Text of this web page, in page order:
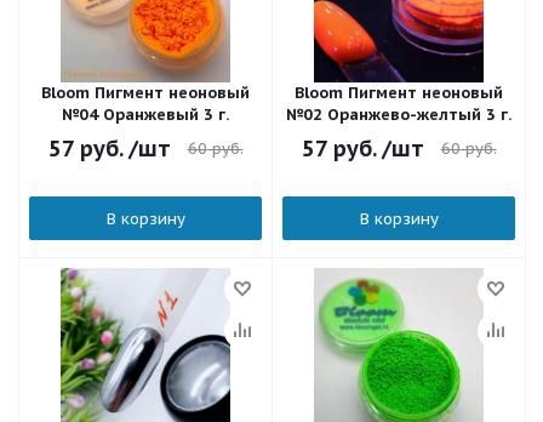
Bloom Пигмент неоновый
№04 Оранжевый 3 г.
57руб. /шт 60руб.
В корзину
Bloom Пигмент неоновый
№02 Оранжево-желтый 3 г.
57руб. /шт 60руб.
В корзину